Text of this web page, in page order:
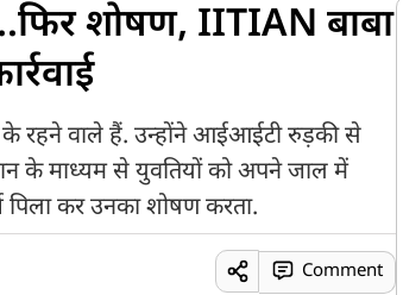
शोषण, IITIAN बाबा
रहने वाले हैं. उन्होंने आईआईटी रुड़की से
के माध्यम से युवतियों को अपने जाल में
पिला कर उनका शोषण करता.
Comment